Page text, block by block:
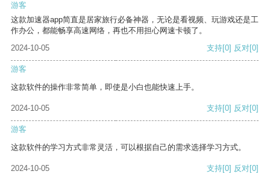
游客
这款加速器app简直是居家旅行必备神器，无论是看视频、玩游戏还是工
作办公，都能畅享高速网络，再也不用担心网速卡顿了。
2024-10-05
支持[0] 反对[0]
游客
这款软件的操作非常简单，即使是小白也能快速上手。
2024-10-05 支持[0] 反对[0]
游客
这款软件的学习方式非常灵活，可以根据自己的需求选择学习方式。
2024-10-05 支持[0] 反对[0]